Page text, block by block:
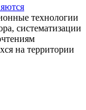
технологии
систематизации
на территории